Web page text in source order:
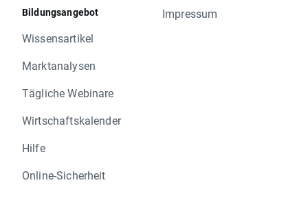
Bildungsangebot
Wissensartikel
Marktanalysen
Tägliche Webinare
Wirtschaftskalender
Hilfe
Online-Sicherheit
Impressum